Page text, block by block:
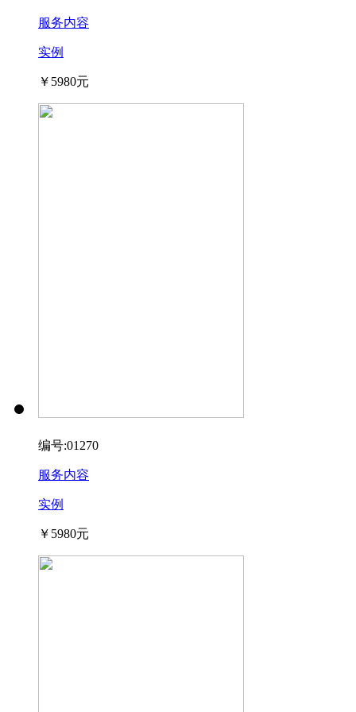
服务内容
实例
￥5980元
编号:01270
服务内容
实例
￥5980元